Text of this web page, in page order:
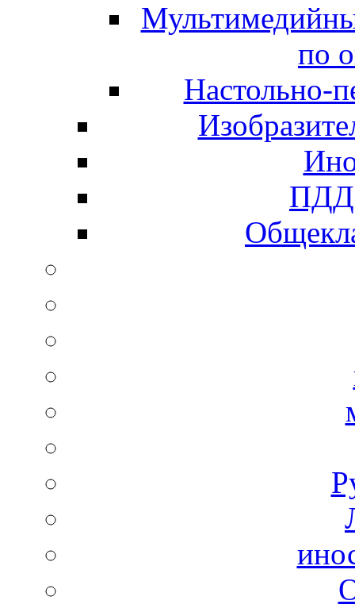
по
Настольно-
ПДД